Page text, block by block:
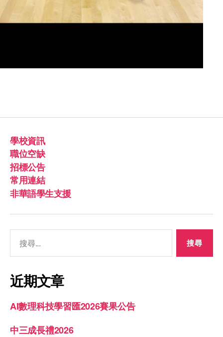
學校資訊
職位空缺
招標公告
常用連結
非華語學生支援
近期文章
AI數理科技學習匯2026賽果公告
中三成長禮2026